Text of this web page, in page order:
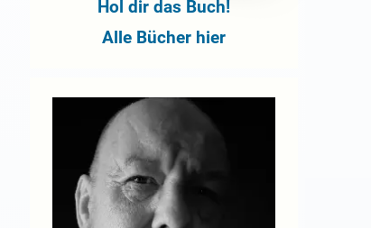
Hol dir das Buch!
Alle Bücher hier